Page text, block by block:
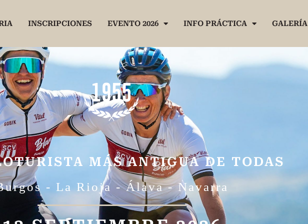
INSCRIPCIONES EVENTO 2026 INFO PRÁCTICA GALERÍA
MÁS ANTIGUA DE TODAS
- La Rioja - Álava - Navarra